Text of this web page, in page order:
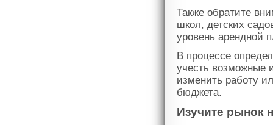
Также обратите
школ, детских
уровень арендной
В процессе
учесть возможные
изменить работу
бюджета.
Изучите рынок